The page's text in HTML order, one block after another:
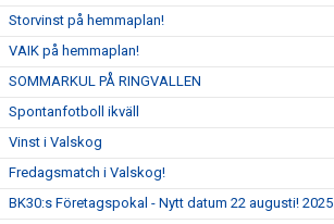
Storvinst på hemmaplan!
VAIK på hemmaplan!
SOMMARKUL PÅ RINGVALLEN
Spontanfotboll ikväll
Vinst i Valskog
Fredagsmatch i Valskog!
BK30:s Företagspokal - Nytt datum 22 augusti! 2025